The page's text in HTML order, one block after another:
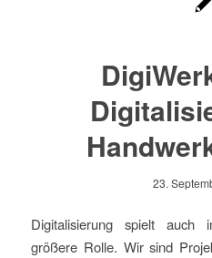
23.
Digitalisierung spielt auch
größere Rolle. Wir sind